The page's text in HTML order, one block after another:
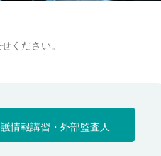
ください。
情報講習・外部監査人